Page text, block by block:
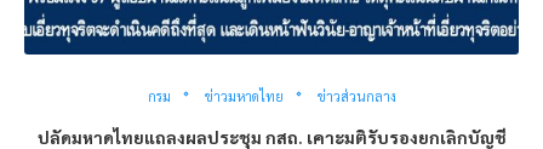
กรม ข่าวมหาดไทย ข่าวส่วนกลาง
ปลัดมหาดไทยแถลงผลประชุม กสถ. เคาะมติรับรองยกเลิกบัญชี